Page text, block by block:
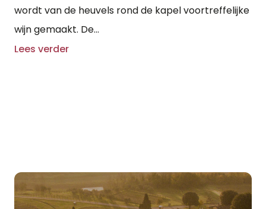
wordt van de heuvels rond de kapel voortreffelijke
wijn gemaakt. De...
Lees verder